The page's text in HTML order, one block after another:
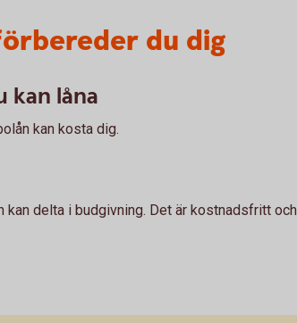
du dig
kan låna
kan kosta dig.
delta i budgivning. Det är kostnadsfritt och